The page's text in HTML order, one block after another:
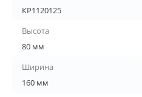
КР1120125
Высота
80 мм
Ширина
160 мм